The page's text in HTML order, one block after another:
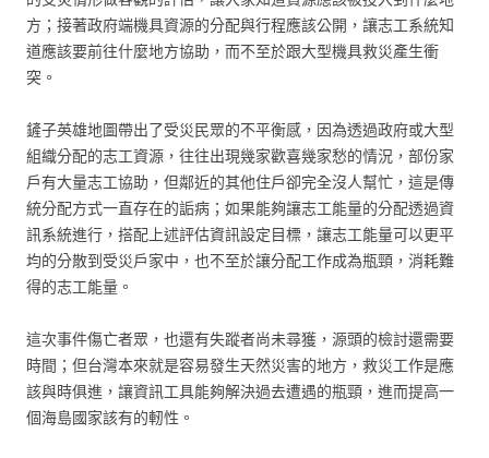
方；接著政府端機具資源的分配與行程應該公開，讓志工系統知
道應該要前往什麼地方協助，而不至於跟大型機具救災產生衝
突。
鏟子英雄地圖帶出了受災民眾的不平衡感，因為透過政府或大型
組織分配的志工資源，往往出現幾家歡喜幾家愁的情況，部份家
戶有大量志工協助，但鄰近的其他住戶卻完全沒人幫忙，這是傳
統分配方式一直存在的詬病；如果能夠讓志工能量的分配透過資
訊系統進行，搭配上述評估資訊設定目標，讓志工能量可以更平
均的分散到受災戶家中，也不至於讓分配工作成為瓶頸，消耗難
得的志工能量。
這次事件傷亡者眾，也還有失蹤者尚未尋獲，源頭的檢討還需要
時間；但台灣本來就是容易發生天然災害的地方，救災工作是應
該與時俱進，讓資訊工具能夠解決過去遭遇的瓶頸，進而提高一
個海島國家該有的軔性。